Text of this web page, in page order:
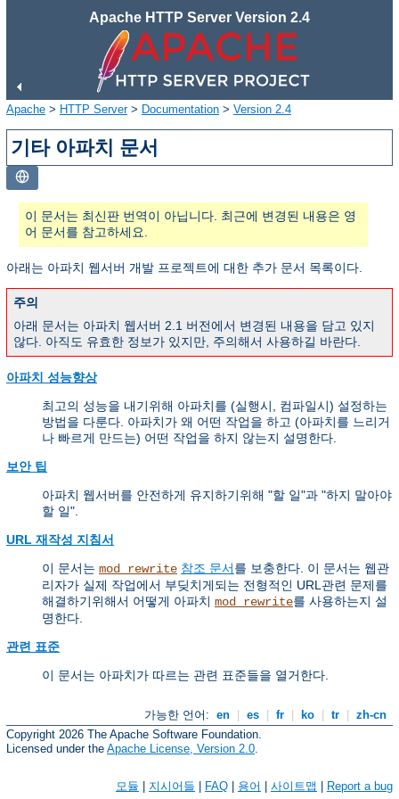
Apache HTTP Server Version 2.4
Apache > HTTP Server> Documentation > Version 2.4
기타 아파치 문서
이 문서는 최신판 번역이 아닙니다. 최근에 변경된 내용은 영
어 문서를 참고하세요.
아래는 아파치 웹서버 개발 프로젝트에 대한 추가 문서 목록이다.
주의
아래 문서는 아파치 웹서버 2.1 버전에서 변경된 내용을 담고 있지
않다. 아직도 유효한 정보가 있지만, 주의해서 사용하길 바란다.
아파치 성능향상
최고의 성능을 내기위해 아파치를 (실행시, 컴파일시) 설정하는
방법을 다룬다. 아파치가 왜 어떤 작업을 하고 (아파치를 느리거
나 빠르게 만드는) 어떤 작업을 하지 않는지 설명한다.
보안 팁
아파치 웹서버를 안전하게 유지하기위해 "할 일"과 "하지 말아야
할 일".
URL 재작성 지침서
이 문서는 mod_rewrite 참조 문서를 보충한다. 이 문서는 웹관
리자가 실제 작업에서 부딪치게되는 전형적인 URL관련 문제를
해결하기위해서 어떻게 아파치 mod_rewrite를 사용하는지 설
명한다.
관련 표준
이 문서는 아파치가 따르는 관련 표준들을 열거한다.
가능한 언어: en es fr ko tr
zh-cn
Copyright 2026 The Apache Software Foundation.
Licensed under the Apache License, Version 2.0.
모듈 지시어들 FAQ 용어 사이트맵 Report a bug